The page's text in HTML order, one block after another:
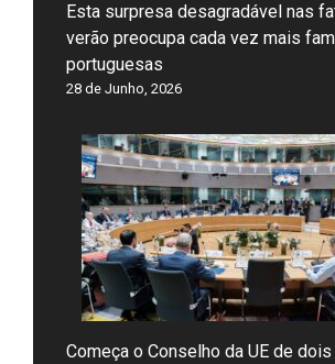
Esta surpresa desagradável nas
verão preocupa cada vez mais
portuguesas
28 de Junho, 2026
Começa o Conselho da UE de dois